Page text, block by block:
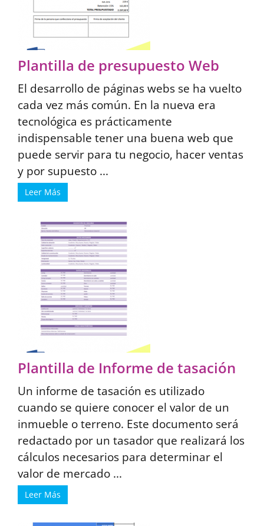
Plantilla de presupuesto Web
El desarrollo de páginas webs se ha vuelto
cada vez más común. En la nueva era
tecnológica es prácticamente
indispensable tener una buena web que
puede servir para tu negocio, hacer ventas
y por supuesto ...
Leer Más
Plantilla de Informe de tasación
Un informe de tasación es utilizado
cuando se quiere conocer el valor de un
inmueble o terreno. Este documento será
redactado por un tasador que realizará los
cálculos necesarios para determinar el
valor de mercado ...
Leer Más